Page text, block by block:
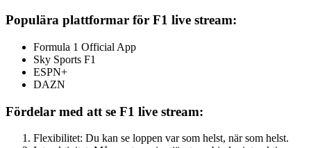
Populära plattformar för F1 live stream:
Formula 1 Official App
Sky Sports F1
ESPN+
DAZN
Fördelar med att se F1 live stream:
Flexibilitet: Du kan se loppen var som helst, när som helst.